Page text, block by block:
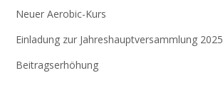
Neuer Aerobic-Kurs
Einladung zur Jahreshauptversammlung 2025
Beitragserhöhung